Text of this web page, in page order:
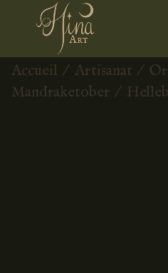
Accueil / Artisanat /
Mandraketober /